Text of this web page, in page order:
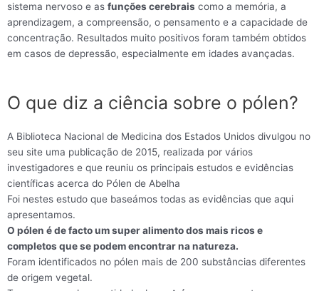
sistema nervoso e as funções cerebrais como a memória, a
aprendizagem, a compreensão, o pensamento e a capacidade de
concentração. Resultados muito positivos foram também obtidos
em casos de depressão, especialmente em idades avançadas.
O que diz a ciência sobre o pólen?
A Biblioteca Nacional de Medicina dos Estados Unidos divulgou no
seu site uma publicação de 2015, realizada por vários
investigadores e que reuniu os principais estudos e evidências
científicas acerca do Pólen de Abelha
Foi nestes estudo que baseámos todas as evidências que aqui
apresentamos.
O pólen é de facto um super alimento dos mais ricos e
completos que se podem encontrar na natureza.
Foram identificados no pólen mais de 200 substâncias diferentes
de origem vegetal.